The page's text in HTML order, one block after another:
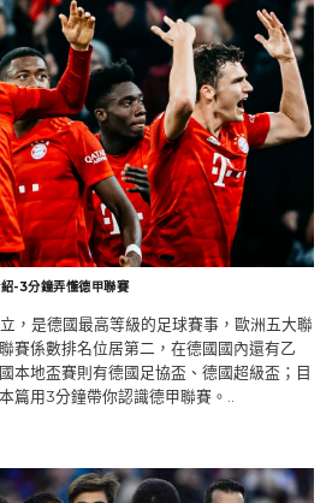
-3分鐘弄懂德甲聯賽
，是德國最高等級的足球賽事，歐洲五大聯
賽係數排名位居第二，在德國國內還有乙
本地盃賽則有德國足協盃、德國超級盃；目
篇用3分鐘帶你認識德甲聯賽。..